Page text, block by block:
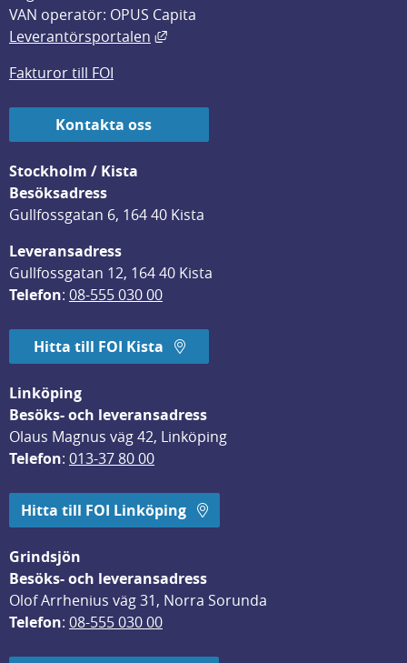
VAN operatör: OPUS Capita
Leverantörsportalen
Länk till annan webbplats, öppnas
Fakturor till FOI
Kontakta oss
Stockholm / Kista
Besöksadress
Gullfossgatan 6, 164 40 Kista
Leveransadress
Gullfossgatan 12, 164 40 Kista
Telefon: 08-555 030 00
Hitta till FOI Kista
Linköping
Besöks- och leveransadress
Olaus Magnus väg 42, Linköping
Telefon: 013-37 80 00
Hitta till FOI Linköping
Grindsjön
Besöks- och leveransadress
Olof Arrhenius väg 31, Norra Sorunda
Telefon: 08-555 030 00